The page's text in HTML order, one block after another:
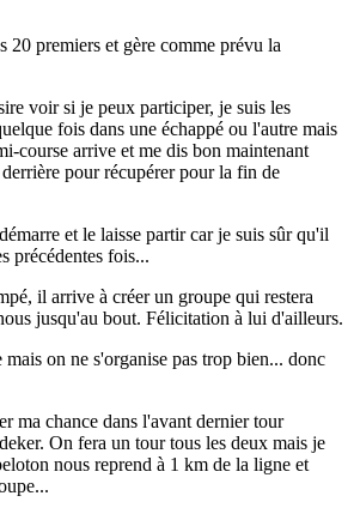
20 premiers et gère comme prévu la
voir si je peux participer, je suis les
fois dans une échappé ou l'autre mais
course arrive et me dis bon maintenant
pour récupérer pour la fin de
et le laisse partir car je suis sûr qu'il
précédentes fois...
il arrive à créer un groupe qui restera
jusqu'au bout. Félicitation à lui d'ailleurs.
mais on ne s'organise pas trop bien... donc
ma chance dans l'avant dernier tour
On fera un tour tous les deux mais je
nous reprend à 1 km de la ligne et